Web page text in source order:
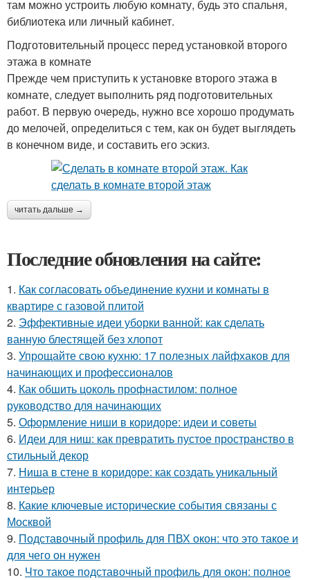
там можно устроить любую комнату, будь это спальня,
библиотека или личный кабинет.
Подготовительный процесс перед установкой второго
этажа в комнате
Прежде чем приступить к установке второго этажа в
комнате, следует выполнить ряд подготовительных
работ. В первую очередь, нужно все хорошо продумать
до мелочей, определиться с тем, как он будет выглядеть
в конечном виде, и составить его эскиз.
читать дальше →
Последние обновления на сайте:
1. Как согласовать объединение кухни и комнаты в
квартире с газовой плитой
2. Эффективные идеи уборки ванной: как сделать
ванную блестящей без хлопот
3. Упрощайте свою кухню: 17 полезных лайфхаков для
начинающих и профессионалов
4. Как обшить цоколь профнастилом: полное
руководство для начинающих
5. Оформление ниши в коридоре: идеи и советы
6. Идеи для ниш: как превратить пустое пространство в
стильный декор
7. Ниша в стене в коридоре: как создать уникальный
интерьер
8. Какие ключевые исторические события связаны с
Москвой
9. Подставочный профиль для ПВХ окон: что это такое и
для чего он нужен
10. Что такое подставочный профиль для окон: полное